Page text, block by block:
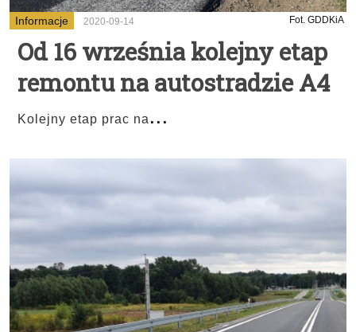
Informacje 2020-09-14 Fot. GDDKiA
Od 16 września kolejny etap
remontu na autostradzie A4
Kolejny etap prac na ...